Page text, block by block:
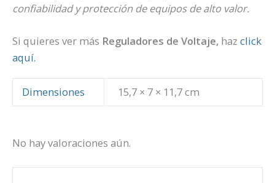
confiabilidad y protección de equipos de alto valor.
Si quieres ver más Reguladores de Voltaje, haz click
aquí.
Dimensiones 15,7 × 7 × 11,7 cm
No hay valoraciones aún.